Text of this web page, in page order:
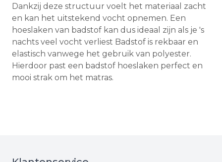
Dankzij deze structuur voelt het materiaal zacht
en kan het uitstekend vocht opnemen. Een
hoeslaken van badstof kan dus ideaal zijn als je 's
nachts veel vocht verliest Badstof is rekbaar en
elastisch vanwege het gebruik van polyester.
Hierdoor past een badstof hoeslaken perfect en
mooi strak om het matras.